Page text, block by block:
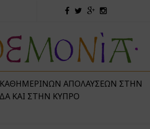
ΑΠΟΛΑΎΣΕΩΝ ΣΤΗΝ
ΚΑΙ ΣΤΗΝ ΚΎΠΡΟ